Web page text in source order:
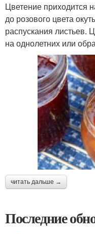
Цветение приходится
до розового цвета
распускания листьев.
на однолетних или
читать дальше →
Последние